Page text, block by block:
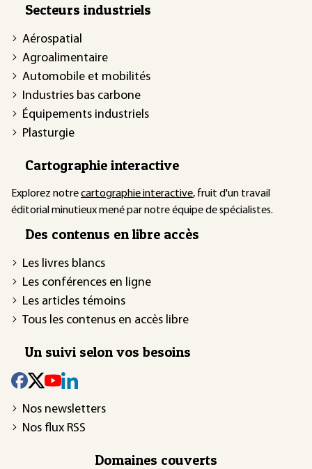
Secteurs industriels
Aérospatial
Agroalimentaire
Automobile et mobilités
Industries bas carbone
Équipements industriels
Plasturgie
Cartographie interactive
Explorez notrecartographie interactive, fruit d'un travail
éditorial minutieux mené par notre équipe de spécialistes.
Des contenus en libre accès
Les livres blancs
Les conférences en ligne
Les articles témoins
Tous les contenus en accès libre
Un suivi selon vos besoins
Nos newsletters
Nos flux RSS
Domaines couverts